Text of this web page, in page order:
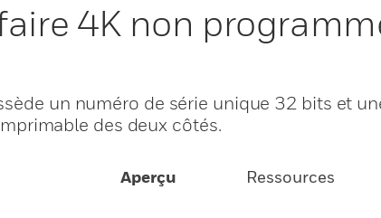
4K non
un numéro de série unique 32 bits et
des deux côtés.
Aperçu Ressources